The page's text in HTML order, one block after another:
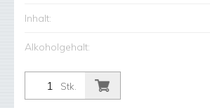
Inhalt:
Alkoholgehalt:
Stk.